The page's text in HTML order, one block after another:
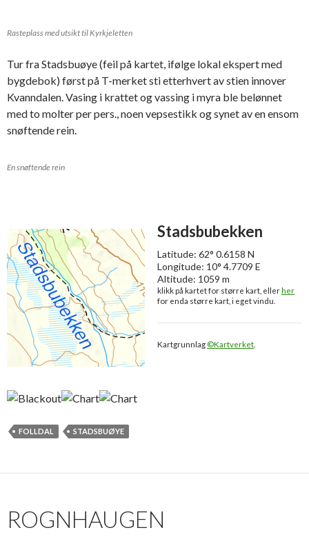
Rasteplass med utsikt til Kyrkjeletten
Tur fra Stadsbuøye (feil på kartet, ifølge lokal ekspert med
bygdebok) først på T-merket sti etterhvert av stien innover
Kvanndalen. Vasing i krattet og vassing i myra ble belønnet
med to molter per pers., noen vepsestikk og synet av en ensom
snøftende rein.
En snøftende rein
Stadsbubekken
Latitude: 62° 0.6158 N
Longitude: 10° 4.7709 E
Altitude: 1059 m
klikk på kartet for større kart, ellerher
for enda større kart, i eget vindu.
Kartgrunnlag ©Kartverket
FOLLDAL STADSBUØYE
ROGNHAUGEN